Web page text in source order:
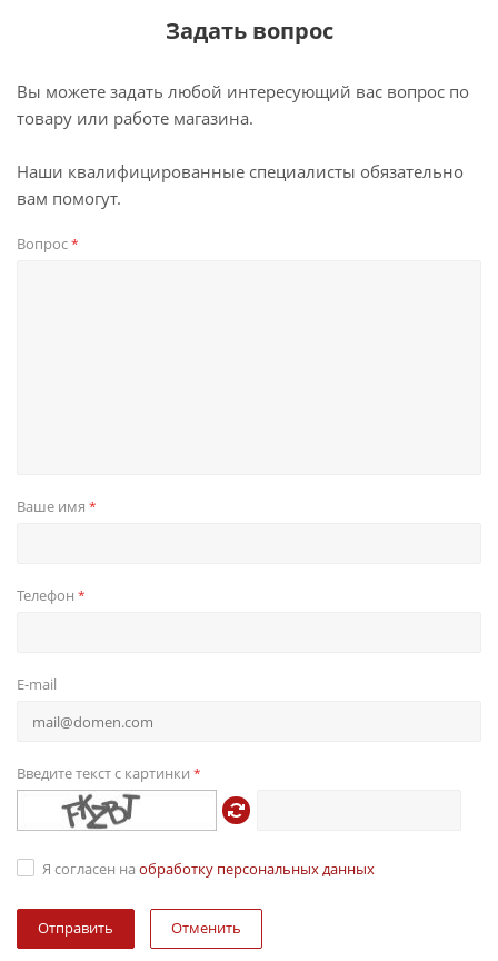
Задать вопрос
Вы можете задать любой интересующий вас вопрос по
товару или работе магазина.
Наши квалифицированные специалисты обязательно
вам помогут.
Вопрос*
Ваше имя *
Телефон *
E-mail
Введите текст с картинки *
Я согласен на обработку персональных данных
Отменить